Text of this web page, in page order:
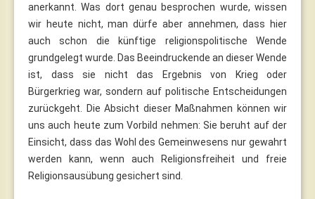
anerkannt. Was dort genau besprochen wurde, wissen
wir heute nicht, man dürfe aber annehmen, dass hier
auch schon die künftige religionspolitische Wende
grundgelegt wurde. Das Beeindruckende an dieser Wende
ist, dass sie nicht das Ergebnis von Krieg oder
Bürgerkrieg war, sondern auf politische Entscheidungen
zurückgeht. Die Absicht dieser Maßnahmen können wir
uns auch heute zum Vorbild nehmen: Sie beruht auf der
Einsicht, dass das Wohl des Gemeinwesens nur gewahrt
werden kann, wenn auch Religionsfreiheit und freie
Religionsausübung gesichert sind.